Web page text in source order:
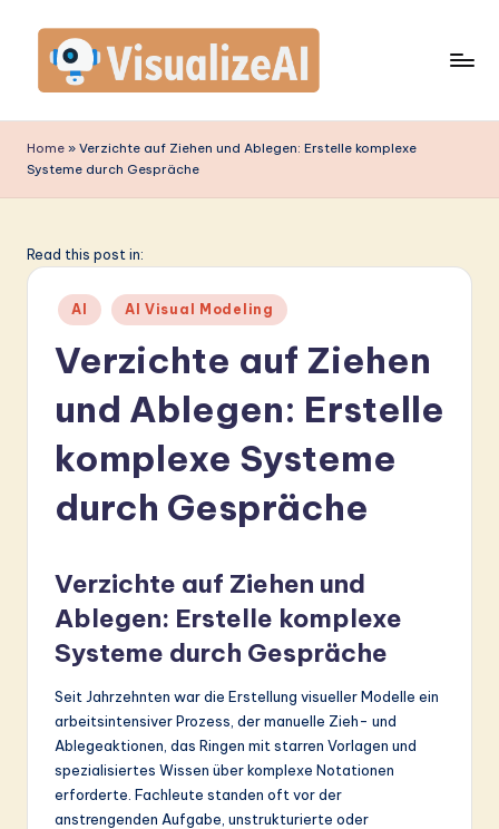
content
is
u
li
G
L
Home » Verzichte auf Ziehen und Ablegen: Erstelle komplexe
Systeme durch Gespräche
Read this post in:
Posted
in
AI AI Visual Modeling
Verzichte auf Ziehen
und Ablegen: Erstelle
komplexe Systeme
durch Gespräche
Verzichte auf Ziehen und
Ablegen: Erstelle komplexe
Systeme durch Gespräche
Seit Jahrzehnten war die Erstellung visueller Modelle ein
arbeitsintensiver Prozess, der manuelle Zieh- und
Ablegeaktionen, das Ringen mit starren Vorlagen und
spezialisiertes Wissen über komplexe Notationen
erforderte. Fachleute standen oft vor der
anstrengenden Aufgabe, unstrukturierte oder